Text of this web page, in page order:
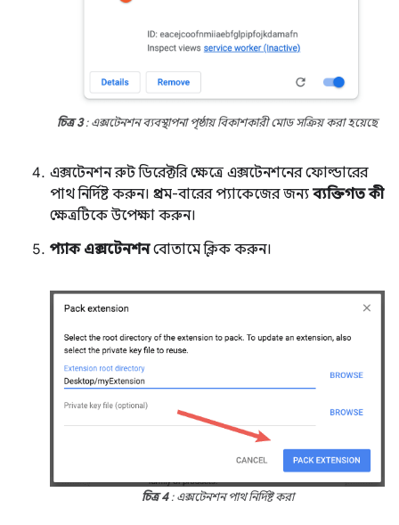
চিত্র 3: এক্সটেনশন ব্যবস্থাপনা পৃষ্ঠায় বিকাশকারী মোড সক্রিয় করা হয়েছে
এক্সটেনশন রুট ডিরেক্টরি ক্ষেত্রে এক্সটেনশনের ফোল্ডারের
পাথ নির্দিষ্ট করুন। প্রথম-বারের প্যাকেজের জন্য ব্যক্তিগত কী
ক্ষেত্রটিকে উপেক্ষা করুন।
প্যাক এক্সটেনশনবোতামে ক্লিক করুন।
চিত্র 4: এক্সটেনশন পাথ নির্দিষ্ট করা